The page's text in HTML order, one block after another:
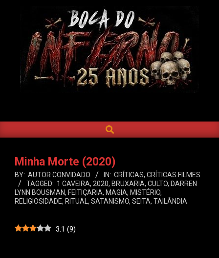
DO
INFERNO
Navigation
SEARCH
Minha Morte (2020)
BY: AUTOR CONVIDADO IN: CRÍTICAS, CRÍTICAS FILMES
TAGGED: 1 CAVEIRA, 2020, BRUXARIA, CULTO, DARREN
LYNN BOUSMAN, FEITIÇARIA, MAGIA, MISTÉRIO,
RELIGIOSIDADE, RITUAL , SATANISMO, SEITA, TAILÂNDIA
3.1 (9)